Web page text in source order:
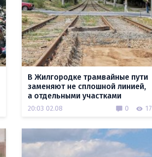
В Жилгородке трамвайные пути
заменяют не сплошной линией,
а отдельными участками
20:03 02.08 0 17